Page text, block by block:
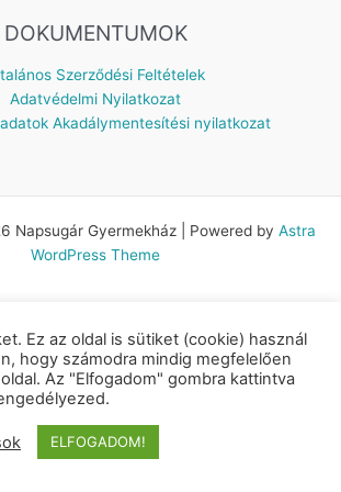
DOKUMENTUMOK
Szerződési Feltételek
Adatvédelmi Nyilatkozat
Akadálymentesítési nyilatkozat
Napsugár Gyermekház | Powered by Astra
WordPress Theme
Ez az oldal is sütiket (cookie) használ
hogy számodra mindig megfelelően
Az "Elfogadom" gombra kattintva
ELFOGADOM!